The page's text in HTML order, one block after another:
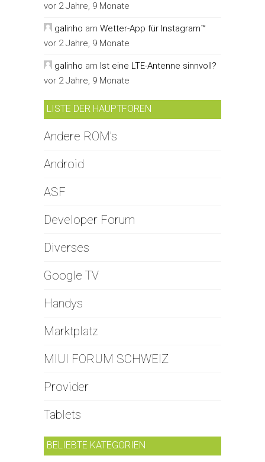
vor 2 Jahre, 9 Monate
galinho am Wetter-App für Instagram™
vor 2 Jahre, 9 Monate
galinho am Ist eine LTE-Antenne sinnvoll?
vor 2 Jahre, 9 Monate
LISTE DER HAUPTFOREN
Andere ROM's
Android
ASF
Developer Forum
Diverses
Google TV
Handys
Marktplatz
MIUI FORUM SCHWEIZ
Provider
Tablets
BELIEBTE KATEGORIEN